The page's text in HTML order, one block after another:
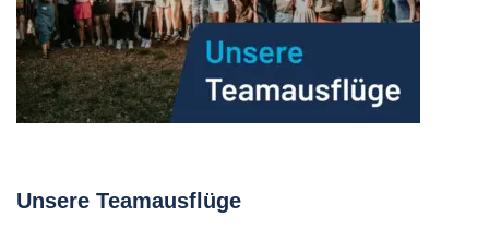
Unsere Teamausflüge